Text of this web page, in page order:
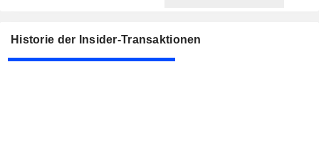
Historie der Insider-Transaktionen